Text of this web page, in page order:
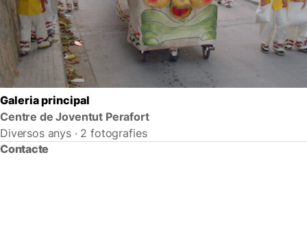
Galeria principal
Centre de Joventut Perafort
Diversos anys · 2 fotografies
Contacte